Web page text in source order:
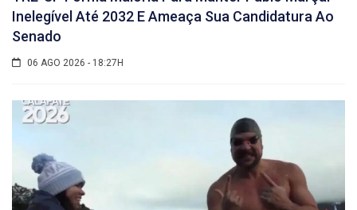
Inelegível Até 2032 E Ameaça Sua Candidatura Ao
Senado
06 AGO 2026 - 18:27H